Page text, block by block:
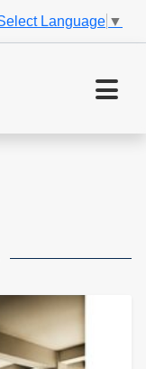
Language ▼